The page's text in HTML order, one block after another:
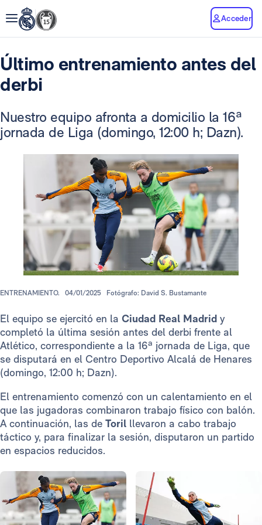
Acceder
Último entrenamiento antes del
derbi
Nuestro equipo afronta a domicilio la 16ª
jornada de Liga (domingo, 12:00 h; Dazn).
ENTRENAMIENTO. 04/01/2025 Fotógrafo: David S. Bustamante
El equipo se ejercitó en la Ciudad Real Madrid y
completó la última sesión antes del derbi frente al
Atlético, correspondiente a la 16ª jornada de Liga, que
se disputará en el Centro Deportivo Alcalá de Henares
(domingo, 12:00 h; Dazn).
El entrenamiento comenzó con un calentamiento en el
que las jugadoras combinaron trabajo físico con balón.
A continuación, las de Toril llevaron a cabo trabajo
táctico y, para finalizar la sesión, disputaron un partido
en espacios reducidos.